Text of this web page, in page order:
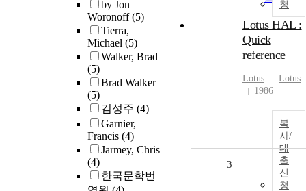
by Jon
Woronoff(5)
Tierra,
Michael (5)
Walker, Brad
(5)
Brad Walker
(5)
김성주 (4)
Garnier,
Francis (4)
Jarmey, Chris
(4)
한국문학번
청
Lotus HAL :
Quick
reference
Lotus
Lotus
1986
복
사/
대
출
신
청
3